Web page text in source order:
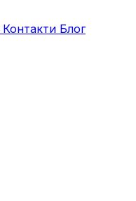
Контакти Блог